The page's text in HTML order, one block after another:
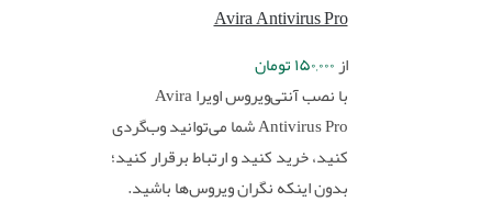
Avira Antivirus Pro
از۱۵۰,۰۰۰تومان
با نصب آنتی‌ویروس اویرا Avira
Antivirus Pro شما می‌توانید وب‌گردی
کنید، خرید کنید و ارتباط برقرار کنید؛
بدون اینکه نگران ویروس‌ها باشید.